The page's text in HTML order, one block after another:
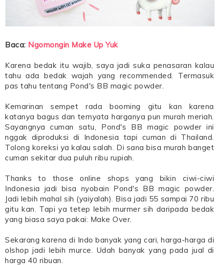
Baca: Ngomongin Make Up Yuk
Karena bedak itu wajib, saya jadi suka penasaran kalau
tahu ada bedak wajah yang recommended. Termasuk
pas tahu tentang Pond's BB magic powder.
Kemarinan sempet rada booming gitu kan karena
katanya bagus dan ternyata harganya pun murah meriah.
Sayangnya cuman satu, Pond's BB magic powder ini
nggak diproduksi di Indonesia tapi cuman di Thailand.
Tolong koreksi ya kalau salah. Di sana bisa murah banget
cuman sekitar dua puluh ribu rupiah.
Thanks to those online shops yang bikin ciwi-ciwi
Indonesia jadi bisa nyobain Pond's BB magic powder.
Jadi lebih mahal sih (yaiyalah). Bisa jadi 55 sampai 70 ribu
gitu kan. Tapi ya tetep lebih murmer sih daripada bedak
yang biasa saya pakai: Make Over.
Sekarang karena di Indo banyak yang cari, harga-harga di
olshop jadi lebih murce. Udah banyak yang pada jual di
harga 40 ribuan.